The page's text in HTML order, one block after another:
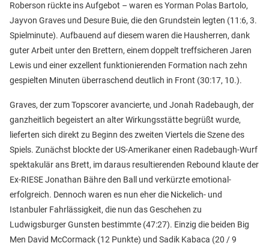
Roberson rückte ins Aufgebot – waren es Yorman Polas Bartolo,
Jayvon Graves und Desure Buie, die den Grundstein legten (11:6, 3.
Spielminute). Aufbauend auf diesem waren die Hausherren, dank
guter Arbeit unter den Brettern, einem doppelt treffsicheren Jaren
Lewis und einer exzellent funktionierenden Formation nach zehn
gespielten Minuten überraschend deutlich in Front (30:17, 10.).
Graves, der zum Topscorer avancierte, und Jonah Radebaugh, der
ganzheitlich begeistert an alter Wirkungsstätte begrüßt wurde,
lieferten sich direkt zu Beginn des zweiten Viertels die Szene des
Spiels. Zunächst blockte der US-Amerikaner einen Radebaugh-Wurf
spektakulär ans Brett, im daraus resultierenden Rebound klaute der
Ex-RIESE Jonathan Bähre den Ball und verkürzte emotional-
erfolgreich. Dennoch waren es nun eher die Nickelich- und
Istanbuler Fahrlässigkeit, die nun das Geschehen zu
Ludwigsburger Gunsten bestimmte (47:27). Einzig die beiden Big
Men David McCormack (12 Punkte) und Sadik Kabaca (20 / 9